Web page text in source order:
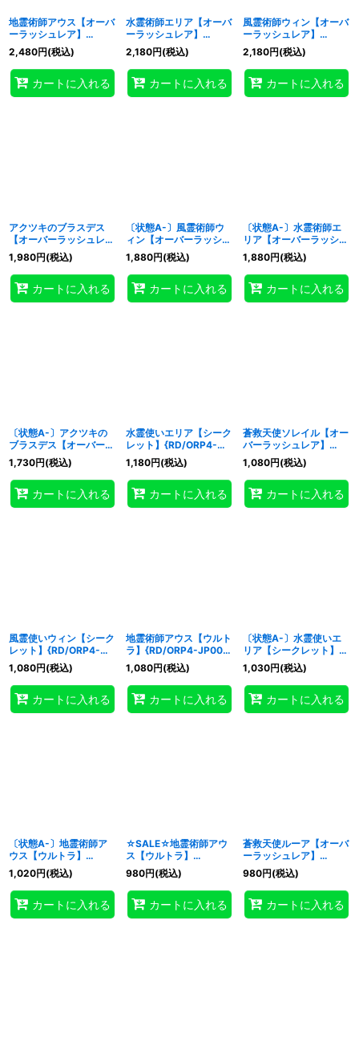
地霊術師アウス【オーバ
ーラッシュレア】
{RD/ORP4-JP009}
《RDモンスター》
2,480円(税込)
カートに入れる
水霊術師エリア【オーバ
ーラッシュレア】
{RD/ORP4-JP010}
《RDモンスター》
2,180円(税込)
カートに入れる
風霊術師ウィン【オーバ
ーラッシュレア】
{RD/ORP4-JP012}
《RDモンスター》
2,180円(税込)
カートに入れる
アクツキのブラスデス
【オーバーラッシュレ
ア】{RD/ORP4-JP073}
《RDモンスター》
1,980円(税込)
カートに入れる
〔状態A-〕風霊術師ウ
ィン【オーバーラッシュ
レア】{RD/ORP4-
JP012}《RDモンスタ
ー》
1,880円(税込)
カートに入れる
〔状態A-〕水霊術師エ
リア【オーバーラッシュ
レア】{RD/ORP4-
JP010}《RDモンスタ
ー》
1,880円(税込)
カートに入れる
〔状態A-〕アクツキの
ブラスデス【オーバーラ
ッシュレア】
{RD/ORP4-JP073}
《RDモンスター》
1,730円(税込)
カートに入れる
水霊使いエリア【シーク
レット】{RD/ORP4-
JP002}《RDモンスタ
ー》
1,180円(税込)
カートに入れる
蒼救天使ソレイル【オー
バーラッシュレア】
{RD/ORP4-JP005}
《RDモンスター》
1,080円(税込)
カートに入れる
風霊使いウィン【シーク
レット】{RD/ORP4-
JP004}《RDモンスタ
ー》
1,080円(税込)
カートに入れる
地霊術師アウス【ウルト
ラ】{RD/ORP4-JP009}
《RDモンスター》
1,080円(税込)
カートに入れる
〔状態A-〕水霊使いエ
リア【シークレット】
{RD/ORP4-JP002}
《RDモンスター》
1,030円(税込)
カートに入れる
〔状態A-〕地霊術師ア
ウス【ウルトラ】
{RD/ORP4-JP009}
《RDモンスター》
1,020円(税込)
カートに入れる
☆SALE☆地霊術師アウ
ス【ウルトラ】
{RD/ORP4-JP009}
《RDモンスター》
980円(税込)
カートに入れる
蒼救天使ルーア【オーバ
ーラッシュレア】
{RD/ORP4-JP006}
《RDモンスター》
980円(税込)
カートに入れる